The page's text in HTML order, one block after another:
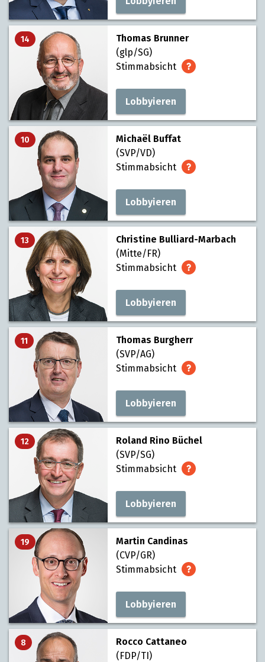
14
Thomas Brunner
(glp/SG)
Stimmabsicht
Lobbyieren
10
Michaël Buffat
(SVP/VD)
Stimmabsicht
Lobbyieren
13
Christine Bulliard-Marbach
(Mitte/FR)
Stimmabsicht
Lobbyieren
11
Thomas Burgherr
(SVP/AG)
Stimmabsicht
Lobbyieren
12
Roland Rino Büchel
(SVP/SG)
Stimmabsicht
Lobbyieren
19
Martin Candinas
(CVP/GR)
Stimmabsicht
Lobbyieren
8
Rocco Cattaneo
(FDP/TI)